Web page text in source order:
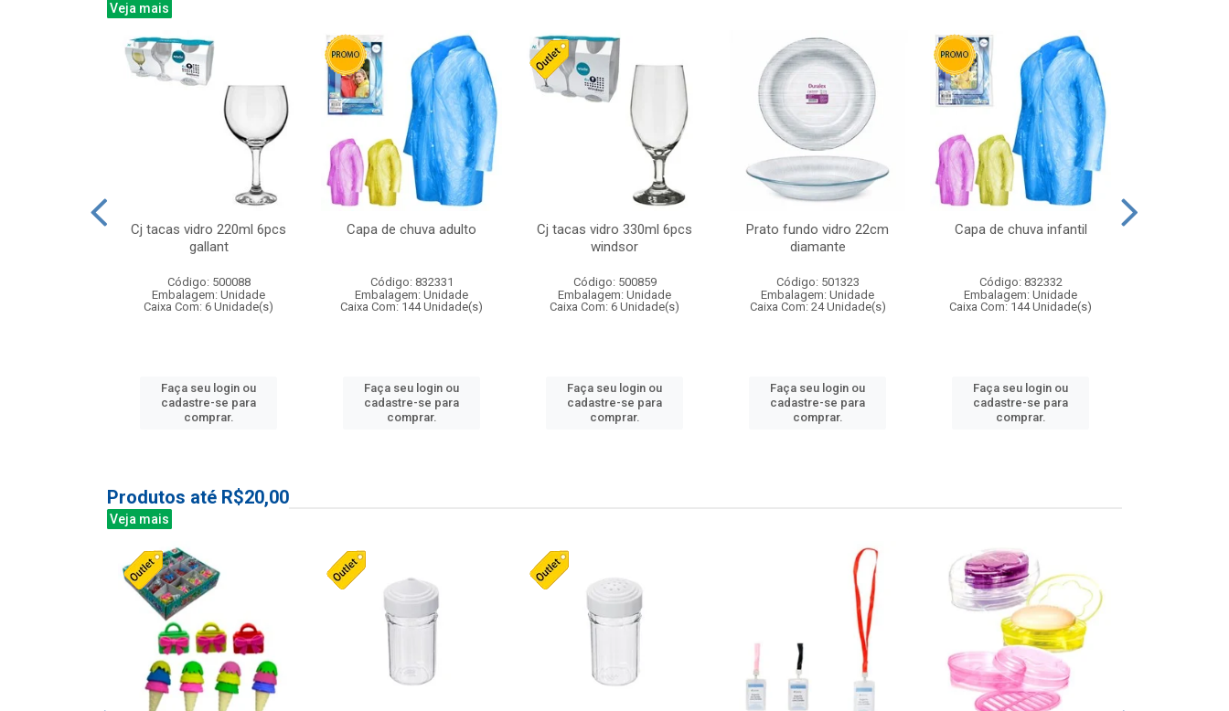
Veja mais
Cj tacas vidro 220ml 6pcs
gallant
Código: 500088
Embalagem: Unidade
Caixa Com: 6 Unidade(s)
Faça seu login ou
cadastre-se para
comprar.
Capa de chuva adulto
Código: 832331
Embalagem: Unidade
Caixa Com: 144 Unidade(s)
Faça seu login ou
cadastre-se para
comprar.
Cj tacas vidro 330ml 6pcs
windsor
Código: 500859
Embalagem: Unidade
Caixa Com: 6 Unidade(s)
Faça seu login ou
cadastre-se para
comprar.
Prato fundo vidro 22cm
diamante
Código: 501323
Embalagem: Unidade
Caixa Com: 24 Unidade(s)
Faça seu login ou
cadastre-se para
comprar.
Capa de chuva infantil
Código: 832332
Embalagem: Unidade
Caixa Com: 144 Unidade(s)
Faça seu login ou
cadastre-se para
comprar.
Produtos até R$20,00
Veja mais